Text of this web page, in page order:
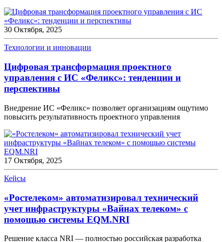
30 Октября, 2025
Технологии и инновации
Цифровая трансформация проектного
управления с ИС «Феликс»: тенденции и
перспективы
Внедрение ИС «Феликс» позволяет организациям ощутимо
повысить результативность проектного управления
17 Октября, 2025
Кейсы
«Ростелеком» автоматизировал технический
учет инфраструктуры «Вайнах телеком» с
помощью системы EQM.NRI
Решение класса NRI — полностью российская разработка